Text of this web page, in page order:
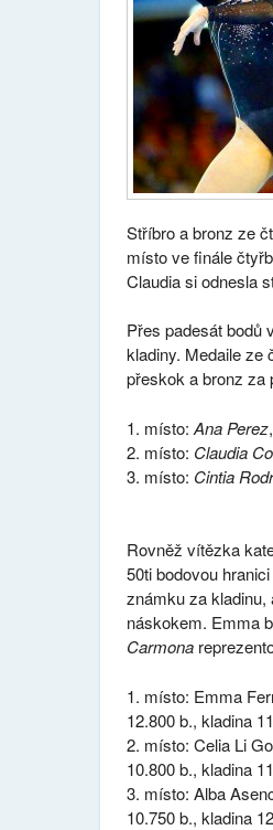
Stříbro a bronz ze
místo ve finále
Claudia si odnesla
Přes padesát bodů
kladiny. Medaile ze
přeskok a bronz za
místo: Ana Perez
místo: Claudia
místo: Cintia
Rovněž vítězka
50ti bodovou
známku za kladinu,
náskokem. Emma
Carmona
místo: Emma
12.800 b., kladina
místo: Celia Li
10.800 b., kladina
místo: Alba
10.750 b., kladina